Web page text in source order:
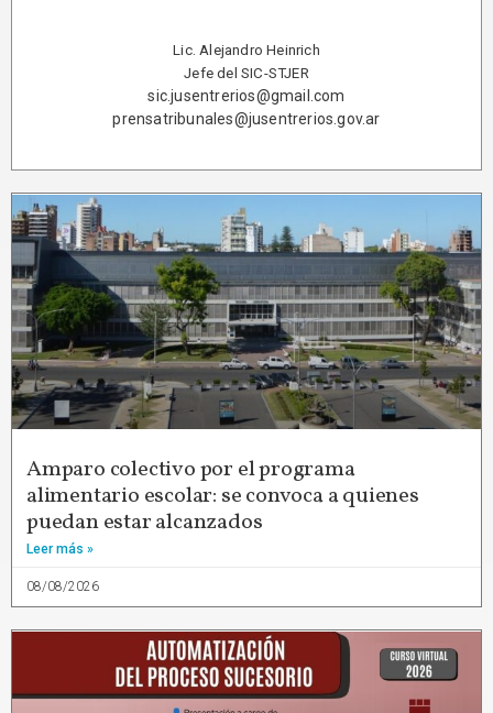
Lic. Alejandro Heinrich
Jefe del SIC-STJER
sic.jusentrerios@gmail.com
prensatribunales@jusentrerios.gov.ar
Amparo colectivo por el programa
alimentario escolar: se convoca a quienes
puedan estar alcanzados
Leer más »
08/08/2026